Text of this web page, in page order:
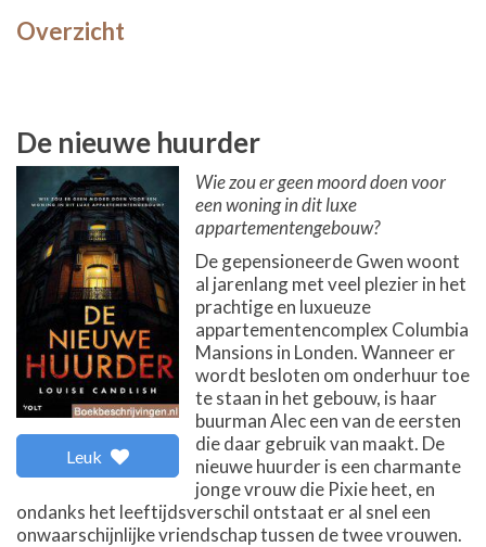
Overzicht
De nieuwe huurder
Leuk
Wie zou er geen moord doen voor
een woning in dit luxe
appartementengebouw?
De gepensioneerde Gwen woont
al jarenlang met veel plezier in het
prachtige en luxueuze
appartementencomplex Columbia
Mansions in Londen. Wanneer er
wordt besloten om onderhuur toe
te staan in het gebouw, is haar
buurman Alec een van de eersten
die daar gebruik van maakt. De
nieuwe huurder is een charmante
jonge vrouw die Pixie heet, en
ondanks het leeftijdsverschil ontstaat er al snel een
onwaarschijnlijke vriendschap tussen de twee vrouwen.